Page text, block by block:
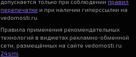
допускается только при соблюденииправил
перепечатки и при наличии гиперссылки на
vedomosti.ru.
Правила применения рекомендательных
технологий в виджетах рекламно-обменной
сети, размещённых на сайте vedomosti.ru:
24smi